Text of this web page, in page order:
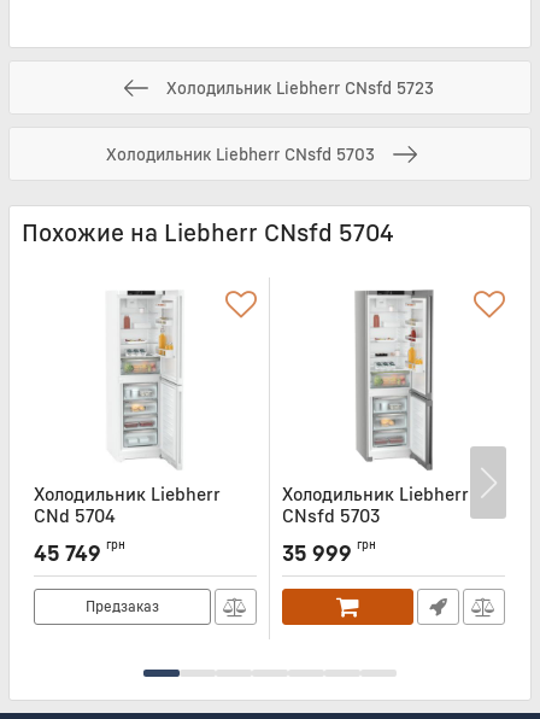
Холодильник Liebherr CNsfd 5723
Холодильник Liebherr CNsfd 5703
Похожие на Liebherr CNsfd 5704
Холодильник Liebherr
CNd 5704
CND5704
45 749 грн
Предзаказ
Холодильник Liebherr
CNsfd 5703
CNSFD5703
35 999 грн